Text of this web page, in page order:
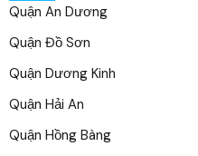
Quận An Dương
Quận Đồ Sơn
Quận Dương Kinh
Quận Hải An
Quận Hồng Bàng